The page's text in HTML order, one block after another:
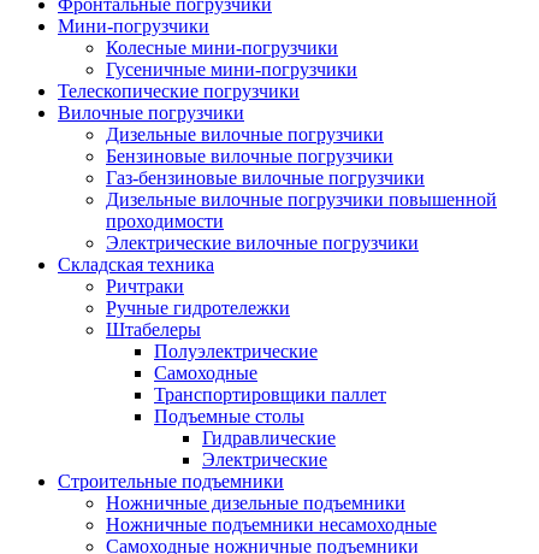
Мини-погрузчики
Колесные мини-погрузчики
Гусеничные мини-погрузчики
Телескопические погрузчики
Вилочные погрузчики
Дизельные вилочные погрузчики
Бензиновые вилочные погрузчики
Газ-бензиновые вилочные погрузчики
Дизельные вилочные погрузчики повышенной
проходимости
Электрические вилочные погрузчики
Складская техника
Ричтраки
Ручные гидротележки
Штабелеры
Полуэлектрические
Самоходные
Транспортировщики паллет
Подъемные столы
Гидравлические
Электрические
Строительные подъемники
Ножничные дизельные подъемники
Ножничные подъемники несамоходные
Самоходные ножничные подъемники